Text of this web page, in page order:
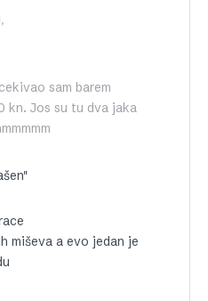
,
sam barem
kn. Jos su tu dva jaka
miševa a evo jedan je